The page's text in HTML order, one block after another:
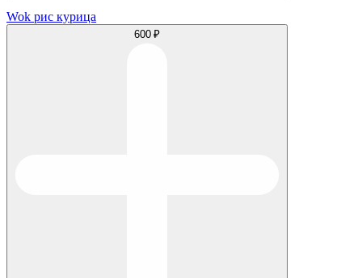
Wok рис курица
600 ₽